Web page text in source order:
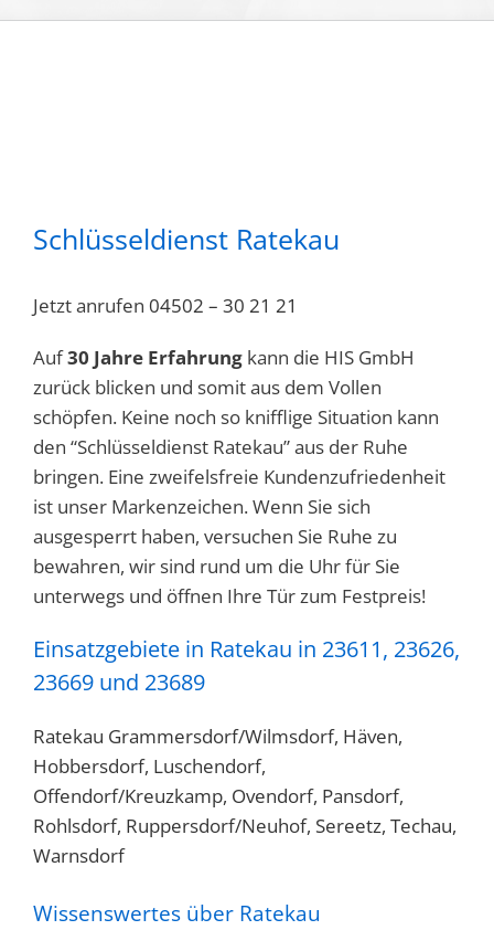
Schlüsseldienst Ratekau
Jetzt anrufen 04502 – 30 21 21
Auf30 Jahre Erfahrung kann die HIS GmbH
zurück blicken und somit aus dem Vollen
schöpfen. Keine noch so knifflige Situation kann
den “Schlüsseldienst Ratekau” aus der Ruhe
bringen. Eine zweifelsfreie Kundenzufriedenheit
ist unser Markenzeichen. Wenn Sie sich
ausgesperrt haben, versuchen Sie Ruhe zu
bewahren, wir sind rund um die Uhr für Sie
unterwegs und öffnen Ihre Tür zum Festpreis!
Einsatzgebiete in Ratekau in 23611, 23626,
23669 und 23689
Ratekau Grammersdorf/Wilmsdorf, Häven,
Hobbersdorf, Luschendorf,
Offendorf/Kreuzkamp, Ovendorf, Pansdorf,
Rohlsdorf, Ruppersdorf/Neuhof, Sereetz, Techau,
Warnsdorf
Wissenswertes über Ratekau